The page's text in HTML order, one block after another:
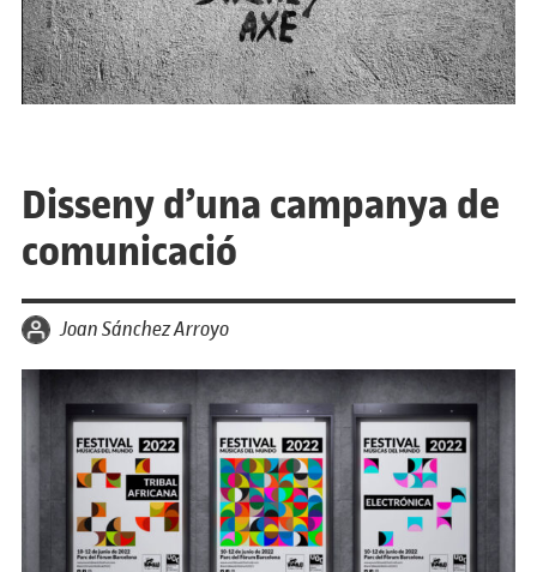
Disseny d’una campanya de
comunicació
per Joan Sánchez Arroyo